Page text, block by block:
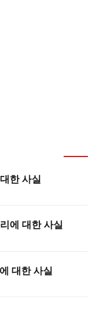
한 사실
에 대한 사실
대한 사실